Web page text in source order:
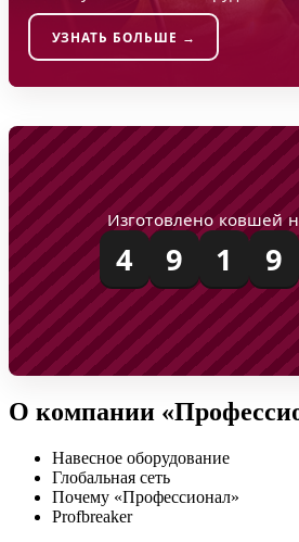
УЗНАТЬ БОЛЬШЕ →
Изготовлено ковшей
4 9 1 9
О компании
Навесное оборудование
Глобальная сеть
Почему «Профессионал»
Profbreaker